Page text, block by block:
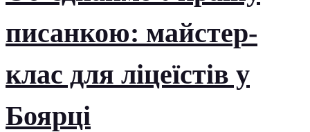
писанкою: майстер-
клас для ліцеїстів у
Боярці